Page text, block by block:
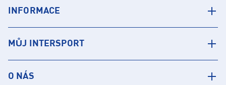
INFORMACE
MŮJ INTERSPORT
O NÁS